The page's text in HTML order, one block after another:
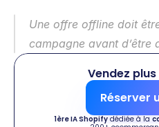
Une offre offline doit
campagne avant d’être
Vendez
Réserver
1ère IA Shopify dédiée à la